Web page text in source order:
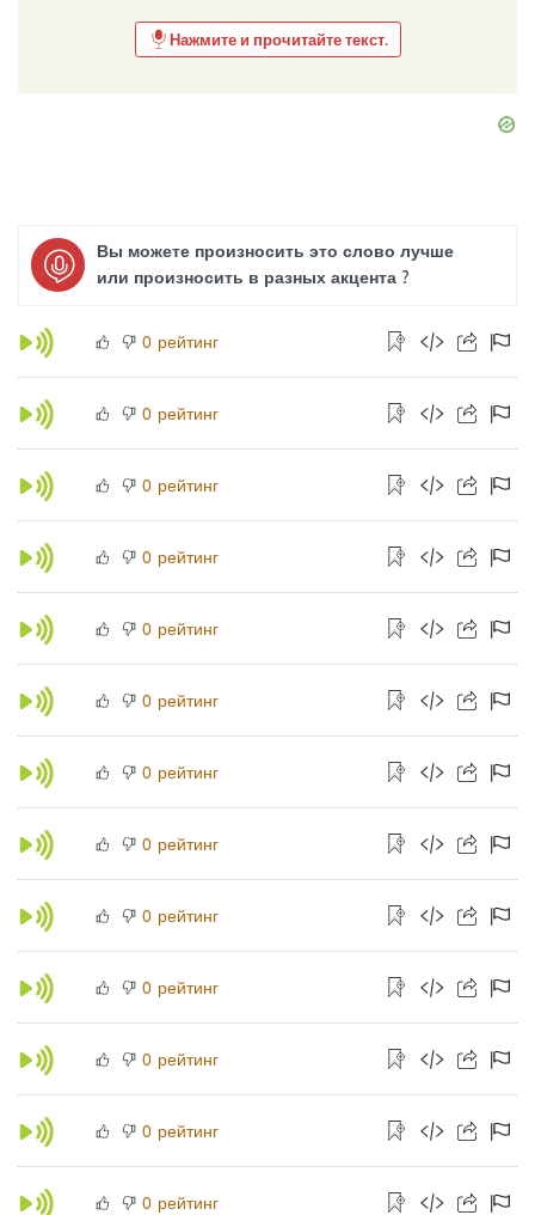
Нажмите и прочитайте текст.
Вы можете произносить это слово лучше
или произносить в разных акцента ?
0 рейтинг
0 рейтинг
0 рейтинг
0 рейтинг
0 рейтинг
0 рейтинг
0 рейтинг
0 рейтинг
0 рейтинг
0 рейтинг
0 рейтинг
0 рейтинг
0 рейтинг